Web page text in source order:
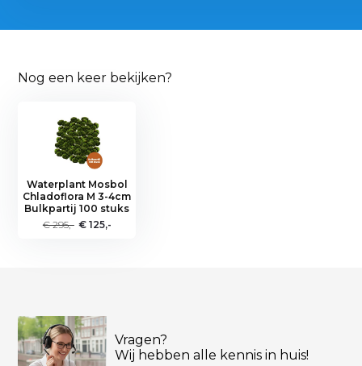
Nog een keer bekijken?
Waterplant Mosbol
Chladoflora M 3-4cm
Bulkpartij 100 stuks
€ 295,- € 125,-
Vragen?
Wij hebben alle kennis in huis!